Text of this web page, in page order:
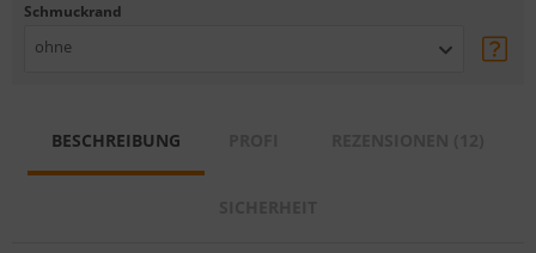
Schmuckrand
ohne
BESCHREIBUNG